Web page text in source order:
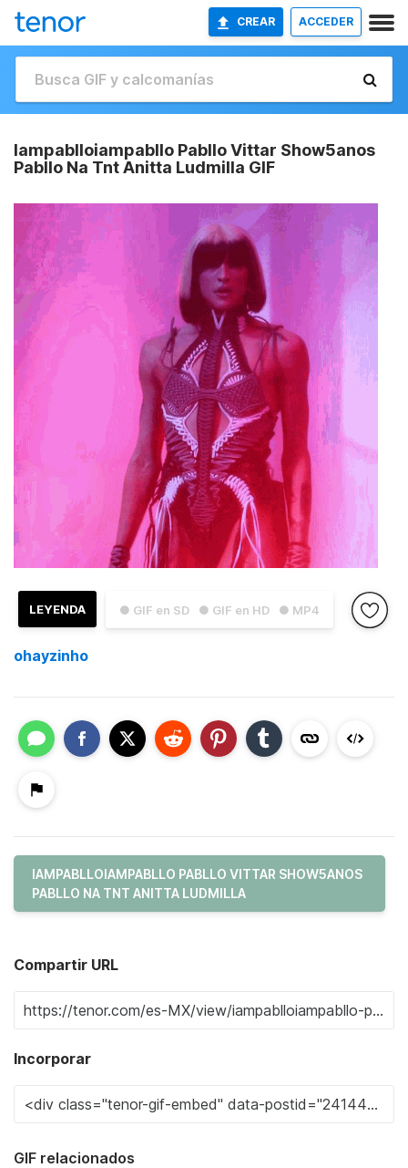
CREAR ACCEDER
Iampablloiampabllo Pabllo Vittar Show5anos
Pabllo Na Tnt Anitta Ludmilla GIF
● GIF en SD ● GIF en HD ● MP4
LEYENDA
ohayzinho
IAMPABLLOIAMPABLLO PABLLO VITTAR SHOW5ANOS
PABLLO NA TNT ANITTA LUDMILLA
Compartir URL
Incorporar
GIF relacionados